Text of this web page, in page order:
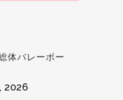
体バレーボー
2026